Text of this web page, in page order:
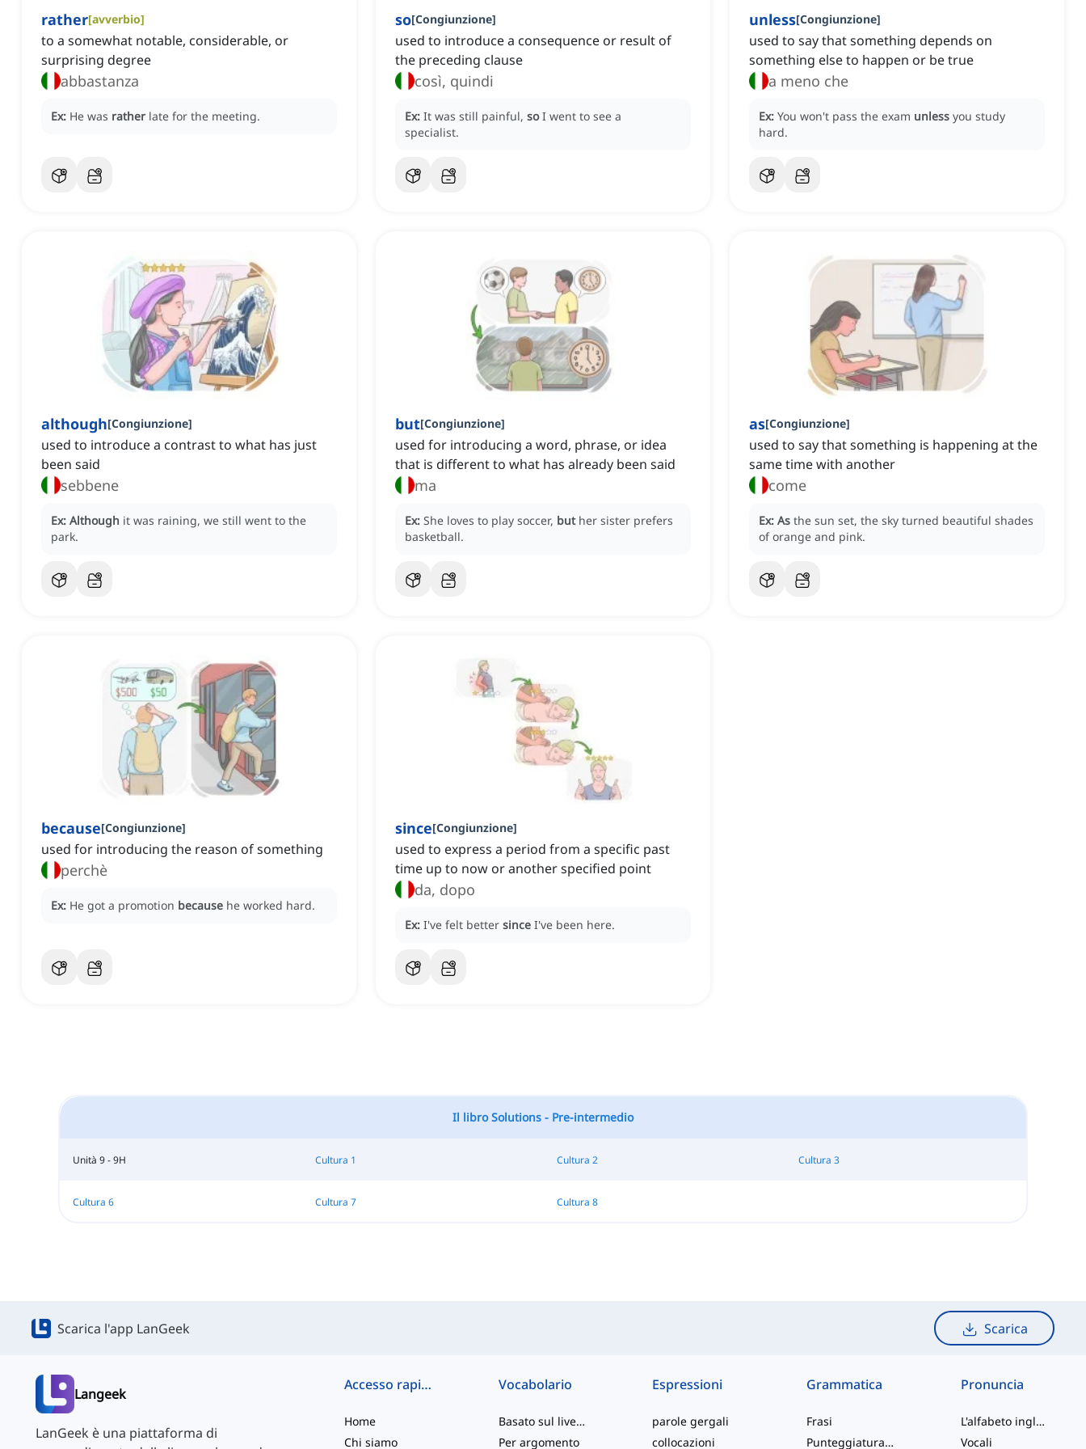
rather[avverbio]
to a somewhat notable, considerable, or
surprising degree
abbastanza
Ex: He was rather late for the meeting.
so[Congiunzione]
used to introduce a consequence or result of
the preceding clause
così, quindi
Ex: It was still painful, so I went to see a
specialist.
unless[Congiunzione]
used to say that something depends on
something else to happen or be true
a meno che
Ex: You won't pass the exam unless you study
hard.
although[Congiunzione]
used to introduce a contrast to what has just
been said
sebbene
Ex: Although it was raining, we still went to the
park.
but[Congiunzione]
used for introducing a word, phrase, or idea
that is different to what has already been said
ma
Ex: She loves to play soccer, but her sister prefers
basketball.
as[Congiunzione]
used to say that something is happening at the
same time with another
come
Ex: As the sun set, the sky turned beautiful shades
of orange and pink.
because[Congiunzione]
used for introducing the reason of something
perchè
Ex: He got a promotion because he worked hard.
since[Congiunzione]
used to express a period from a specific past
time up to now or another specified point
da, dopo
Ex: I've felt better since I've been here.
Il libro Solutions - Pre-intermedio
Unità 9 - 9H Cultura 1 Cultura 2 Cultura 3
Cultura 6 Cultura 7 Cultura 8
Scarica l'app LanGeek Scarica
Langeek
LanGeek è una piattaforma di
Accesso rapido
Home
Chi siamo
Vocabolario
Basato sul livello
Per argomento
Espressioni
parole gergali
collocazioni
Grammatica
Frasi
Punteggiatura e Ortografia
Pronuncia
L'alfabeto inglese
Vocali